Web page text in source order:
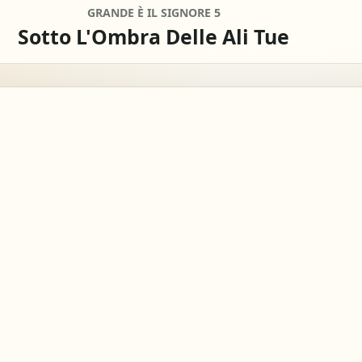
GRANDE È IL SIGNORE 5
Sotto L'Ombra Delle Ali Tue